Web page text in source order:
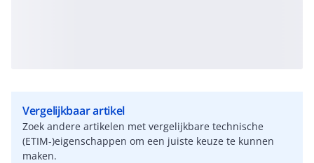
Vergelijkbaar artikel
Zoek andere artikelen met vergelijkbare technische
(ETIM-)eigenschappen om een juiste keuze te kunnen
maken.